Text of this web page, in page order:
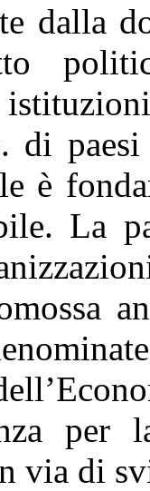
dalla
di
è
La
per
via di